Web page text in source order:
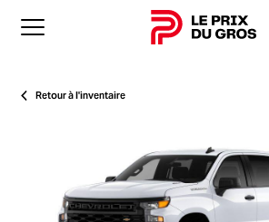
Accueil
Retour à l'inventaire